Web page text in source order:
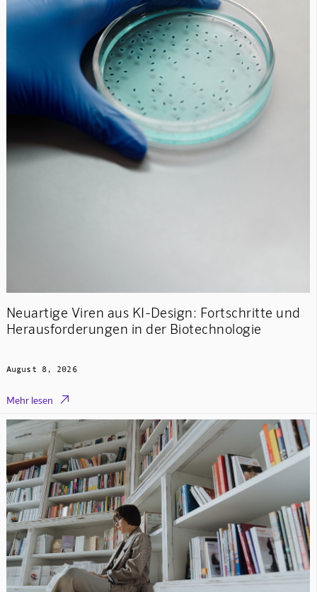
Neuartige Viren aus KI-Design: Fortschritte und
Herausforderungen in der Biotechnologie
August 8, 2026
Mehr lesen 